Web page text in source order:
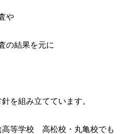
や
の結果を元に
を組み立てています。
高等学校 高松校・丸亀校でも